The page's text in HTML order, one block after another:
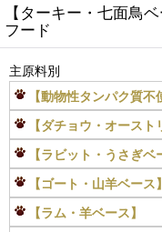
【ターキー・七面鳥
フード
主原料別
【動物性タンパク質不
【ダチョウ・オースト
【ラビット・うさぎベ
【ゴート・山羊ベース】
【ラム・羊ベース】